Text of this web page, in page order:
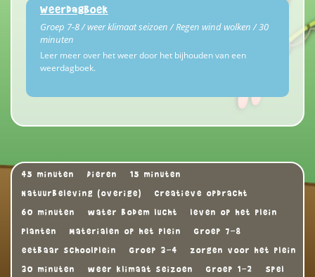
Weerdagboek
Groep 7-8 / weer klimaat seizoen / Regen wind wolken / 30
minuten
Leer meer over het weer door het bijhouden van een
weerdagboek.
45 minuten Dieren
15 minuten
Natuurbeleving (overige)
Creatieve opdracht
60 minuten
water bodem lucht
leven op het plein
Planten
Materialen op het plein
Groep 7-8
eetbaar schoolplein
Groep 3-4
zorgen voor het plein
30 minuten
weer klimaat seizoen Groep 1-2 Spel